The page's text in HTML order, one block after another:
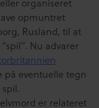
opmuntret
Rusland, til at
Nu advarer
eventuelle tegn
er relateret